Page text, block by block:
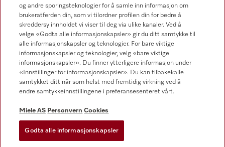
Følg Miele Professional
Personvern
Vilkår for bruk
og andre sporingsteknologier for å samle inn informasjon om
brukeratferden din, som vi tilordner profilen din for bedre å
skreddersy innholdet vi viser til deg via ulike kanaler. Ved å
velge «Godta alle informasjonskapsler» gir du ditt samtykke til
alle informasjonskapsler og teknologier. For bare viktige
informasjonskapsler og teknologier, velg «bare viktige
informasjonskapsler». Du finner ytterligere informasjon under
«Innstillinger for informasjonskapsler». Du kan tilbakekalle
samtykket ditt når som helst med fremtidig virkning ved å
endre samtykkeinnstillingene i preferansesenteret vårt.
Miele AS Personvern Cookies
Godta alle informasjonskapsler